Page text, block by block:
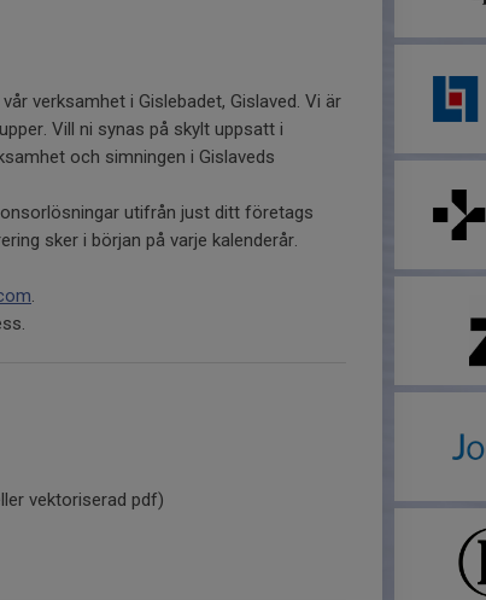
verksamhet i Gislebadet, Gislaved. Vi är
Vill ni synas på skylt uppsatt i
och simningen i Gislaveds
utifrån just ditt företags
sker i början på varje kalenderår.
.
vektoriserad pdf)